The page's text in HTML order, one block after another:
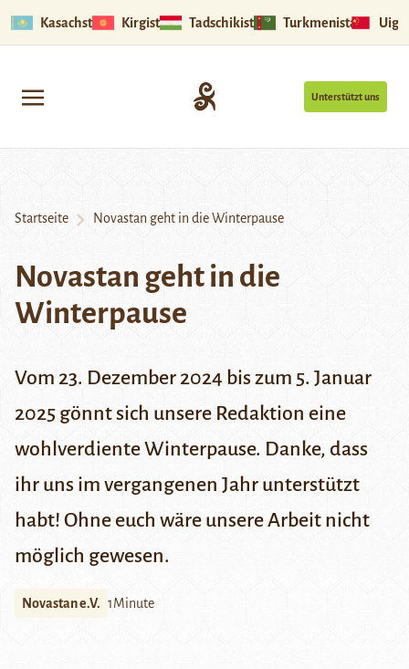
Kasachstan Kirgistan Tadschikistan Turkmenistan
Unterstützt uns
Startseite Novastan geht in die Winterpause
Novastan geht in die
Winterpause
Vom 23. Dezember 2024 bis zum 5. Januar
2025 gönnt sich unsere Redaktion eine
wohlverdiente Winterpause. Danke, dass
ihr uns im vergangenen Jahr unterstützt
habt! Ohne euch wäre unsere Arbeit nicht
möglich gewesen.
Novastan e.V. 1Minute